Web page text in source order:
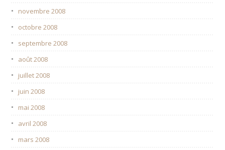
novembre 2008
octobre 2008
septembre 2008
août 2008
juillet 2008
juin 2008
mai 2008
avril 2008
mars 2008